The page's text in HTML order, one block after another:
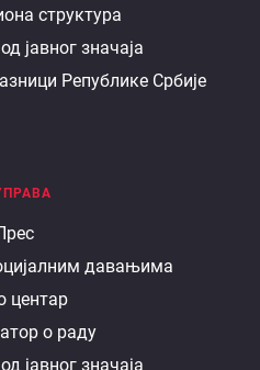
структура
јавног значаја
Републике Србије
давањима
центар
о раду
јавног значаја